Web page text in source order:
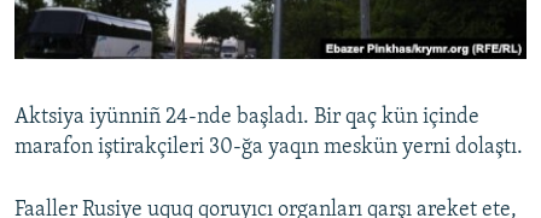
Aktsiya iyünniñ 24-nde başladı. Bir qaç kün içinde
marafon iştirakçileri 30-ğa yaqın meskün yerni dolaştı.
Faaller Rusiye uquq qoruyıcı organları qarşı areket ete,